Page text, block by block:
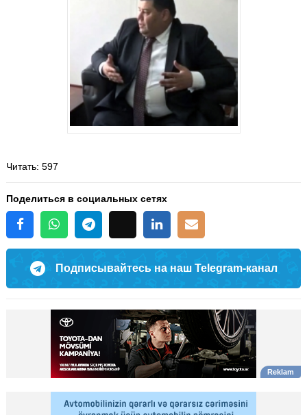
Читать: 597
Поделиться в социальных сетях
Подписывайтесь на наш Telegram-канал